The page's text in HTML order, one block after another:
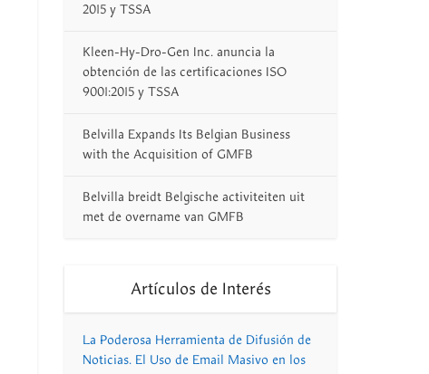
2015 y TSSA
Kleen-Hy-Dro-Gen Inc. anuncia la
obtención de las certificaciones ISO
9001:2015 y TSSA
Belvilla Expands Its Belgian Business
with the Acquisition of GMFB
Belvilla breidt Belgische activiteiten uit
met de overname van GMFB
Artículos de Interés
La Poderosa Herramienta de Difusión de
Noticias. El Uso de Email Masivo en los